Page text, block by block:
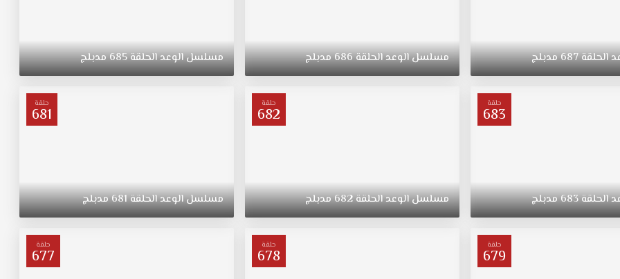
الحلقة687مدبلج مسلسلالوعدالحلقة686مدبلج مسلسلالوعدالحلقة685مدبلج
حلقة
683
الحلقة683مدبلج
حلقة
682
مسلسلالوعدالحلقة682مدبلج
حلقة
681
مسلسلالوعدالحلقة681مدبلج
حلقة
679
حلقة
678
حلقة
677